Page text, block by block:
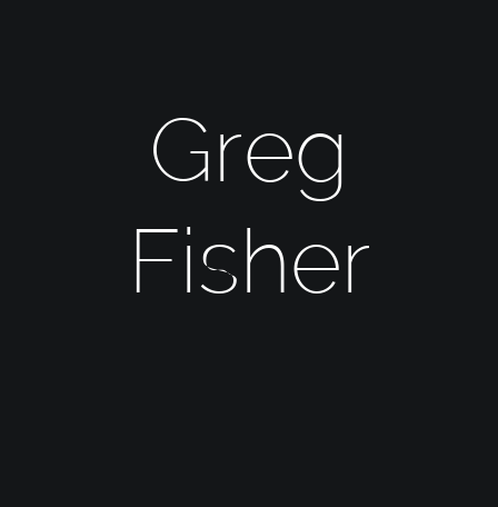
Greg
Fisher